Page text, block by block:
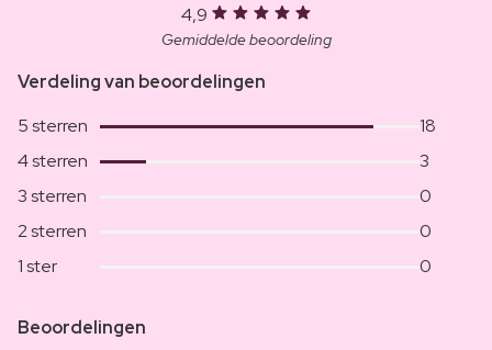
4,9
Gemiddelde beoordeling
Verdeling van beoordelingen
5 sterren
18
4 sterren
3
3 sterren
0
2 sterren
0
1 ster
0
Beoordelingen